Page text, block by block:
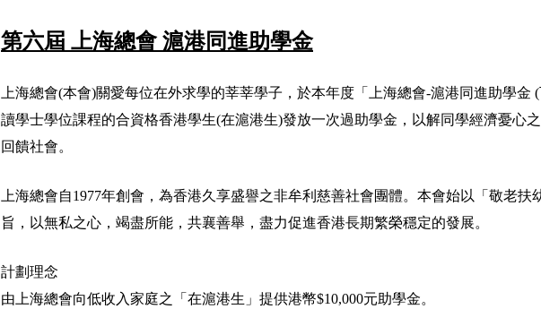
第六屆 上海總會 滬港同進助學金
上海總會(本會)關愛每位在外求學的莘莘學子，於本年度「上海總會-滬港同進助學
讀學士學位課程的合資格香港學生(在滬港生)發放一次過助學金，以解同學經濟憂心
回饋社會。
上海總會自1977年創會，為香港久享盛譽之非牟利慈善社會團體。本會始以「敬老
旨，以無私之心，竭盡所能，共襄善舉，盡力促進香港長期繁榮穩定的發展。
計劃理念
由上海總會向低收入家庭之「在滬港生」提供港幣$10,000元助學金。